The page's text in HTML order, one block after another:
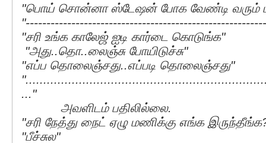
"பொய் சொன்னா ஸ்டேஷன் போக வேண்டி வரும்
"சரி உங்க காலேஜ் ஐடி கார்டை கொடுங்க"
"அது..தொ..லைஞ்சு போயிடுச்சு"
"எப்ப தொலைஞ்சது..எப்படி தொலைஞ்சது"
..."
அவளிடம் பதிலில்லை.
"சரி நேத்து நைட் ஏழு மணிக்கு எங்க
"பீச்சுல"